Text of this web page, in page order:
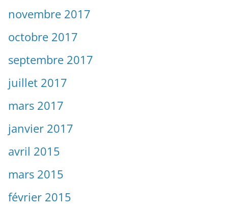
novembre 2017
octobre 2017
septembre 2017
juillet 2017
mars 2017
janvier 2017
avril 2015
mars 2015
février 2015